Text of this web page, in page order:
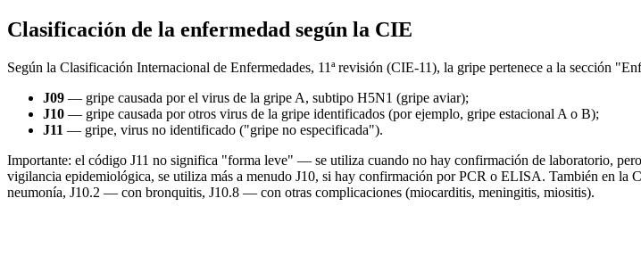
Clasificación de la enfermedad según la CIE
Según la Clasificación Internacional de Enfermedades, 11ª revisión (CIE-11), la gripe pertenece a la sección
J09 — gripe causada por el virus de la gripe A, subtipo H5N1 (gripe aviar);
J10 — gripe causada por otros virus de la gripe identificados (por ejemplo, gripe estacional A o B);
J11 — gripe, virus no identificado ("gripe no especificada").
Importante: el código J11 no significa "forma leve" — se utiliza cuando no hay confirmación de laboratorio,
vigilancia epidemiológica, se utiliza más a menudo J10, si hay confirmación por PCR o ELISA. También en la
neumonía, J10.2 — con bronquitis, J10.8 — con otras complicaciones (miocarditis, meningitis, miositis).